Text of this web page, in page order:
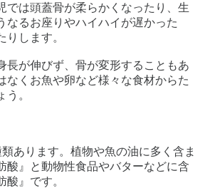
では頭蓋骨が柔らかくなったり、生
なるお座りやハイハイが遅かった
りします。
長が伸びず、骨が変形することもあ
なくお魚や卵など様々な食材からた
う。
あります。植物や魚の油に多く含ま
酸』と動物性食品やバターなどに含
酸』です。